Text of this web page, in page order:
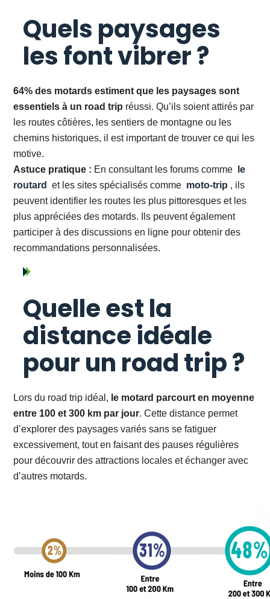
Quels paysages
les font vibrer ?
64% des motards estiment que les paysages sont
essentiels à un road trip réussi. Qu’ils soient attirés par
les routes côtières, les sentiers de montagne ou les
chemins historiques, il est important de trouver ce qui les
motive.
Astuce pratique : En consultant les forums comme
le
routard
et les sites spécialisés comme moto-trip , ils
peuvent identifier les routes les plus pittoresques et les
plus appréciées des motards. Ils peuvent également
participer à des discussions en ligne pour obtenir des
recommandations personnalisées.
Quelle est la
distance idéale
pour un road trip ?
Lors du road trip idéal, le motard parcourt en moyenne
entre 100 et 300 km par jour. Cette distance permet
d’explorer des paysages variés sans se fatiguer
excessivement, tout en faisant des pauses régulières
pour découvrir des attractions locales et échanger avec
d’autres motards.